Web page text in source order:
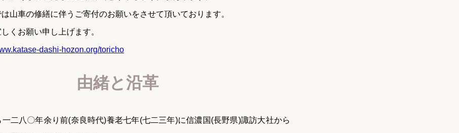
山車の修繕に伴うご寄付のお願いをさせて頂いております。
くお願い申し上げます。
dashi-hozon.org/toricho
由緒と沿革
二八〇年余り前(奈良時代)養老七年(七二三年)に信濃国(長野県)諏訪大社から